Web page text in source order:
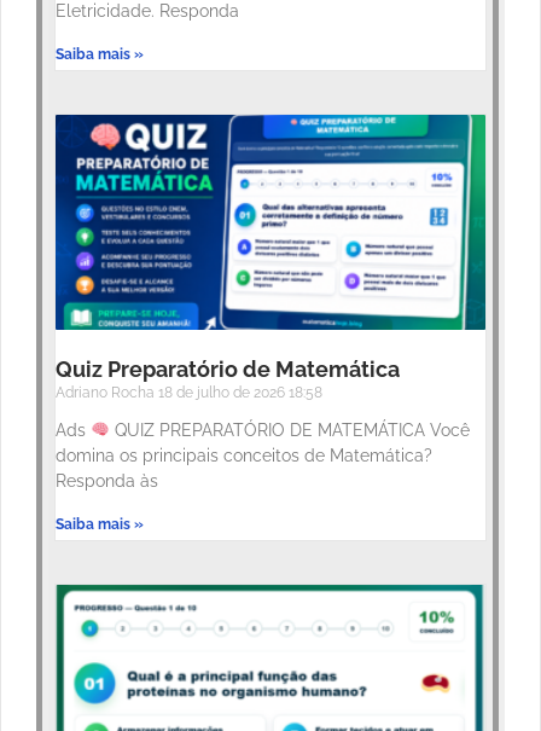
Eletricidade. Responda
Saiba mais »
Quiz Preparatório de Matemática
Adriano Rocha 18 de julho de 2026 18:58
Ads
QUIZ PREPARATÓRIO DE MATEMÁTICA Você
domina os principais conceitos de Matemática?
Responda às
Saiba mais »